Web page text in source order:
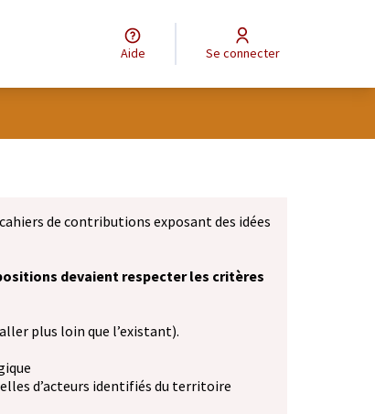
Aide Se connecter
de contributions exposant des idées
devaient respecter les critères
plus loin que l’existant).
d’acteurs identifiés du territoire